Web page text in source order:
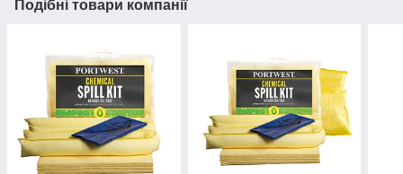
Подібні товари компанії